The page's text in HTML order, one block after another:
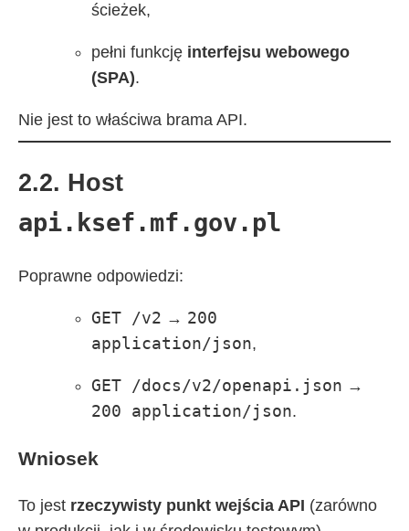
ścieżek,
pełni funkcję interfejsu webowego
(SPA).
Nie jest to właściwa brama API.
2.2. Host
api.ksef.mf.gov.pl
Poprawne odpowiedzi:
GET /v2 → 200
application/json,
GET /docs/v2/openapi.json →
200 application/json.
Wniosek
To jest rzeczywisty punkt wejścia API (zarówno